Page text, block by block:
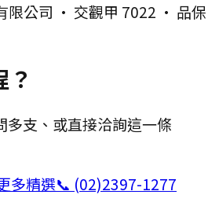
限公司 · 交觀甲 7022 · 品保
多支、或直接洽詢這一條
多精選📞 (02)2397-1277